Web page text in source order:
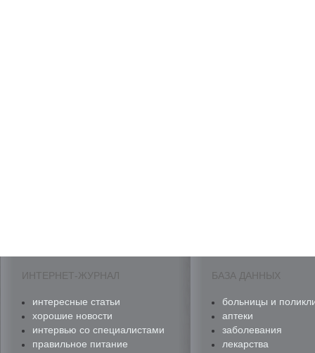
ИНТЕРНЕТ-ЖУРНАЛ
интересные статьи
хорошие новости
интервью со специалистами
правильное питание
БАЗА ДАННЫХ
больницы и
аптеки
заболевания
лекарства